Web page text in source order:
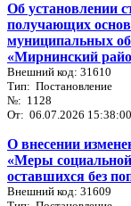
Об установлении
получающих
муниципальных
«Мирнинский
Внешний код: 31610
Тип: Постановление
№: 1128
От: 06.07.2026 15:38:00
О внесении
«Меры социальной
оставшихся без
Внешний код: 31609